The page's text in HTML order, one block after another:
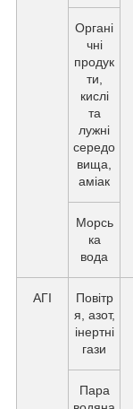
Органі
чні
продук
ти,
кислі
та
лужні
середо
вища,
аміак
Морсь
ка
вода
АГІ
Повітр
я, азот,
інертні
гази
Пара